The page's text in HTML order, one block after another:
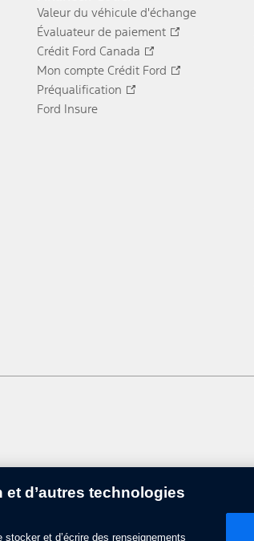
Valeur du véhicule d'échange
Évaluateur de paiement
Crédit Ford Canada
Mon compte Crédit Ford
Préqualification
Ford Insure
d’autres technologies
et d’écrire des renseignements